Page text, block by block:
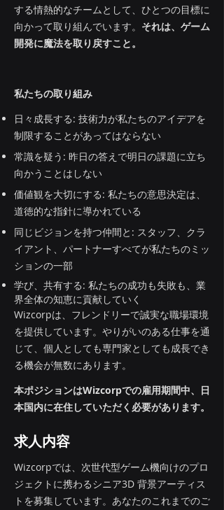
する情熱的なチームとして、ひとつの目標に
向かって取り組んでいます。 それは、ゲーム
開発に魔法を取り戻すこと。
私たちの取り組み
日々成長する: 技術力が私たちのアイデアを
制限することがあってはならない
常識を疑う: 昨日の答えで明日の課題に立ち
向かうことはしない
価値観を大切にする: 私たちの意思決定は、
道徳的な指針に導かれている
同じビジョンを持つ仲間と: スタッフ、クラ
イアント、パートナーすべてが私たちのミッ
ションの一部
学び、共有する: 私たちの成功も失敗も、業
界全体の知恵に貢献していく
Wizcorpは、フレンドリーで誠実な職場環境
を提供しています。やりがいのある仕事を通
じて、個人としても専門家としても成長でき
る機会が無数にあります。
本ポジションはWizcorpでの雇用期間中、日
本国内に在住していただく必要があります。
求人内容
Wizcorpでは、次世代型ゲーム機向けのプロ
ジェクトに携わるシニア3D 背景アーティス
トを募集しています。あなたのこれまでのご